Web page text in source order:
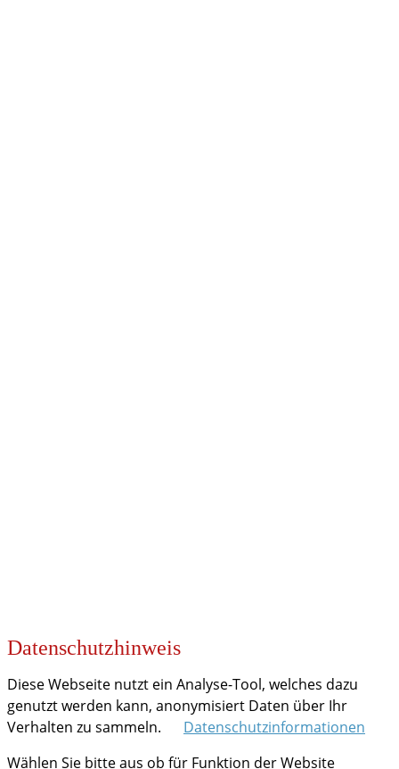
Datenschutzhinweis
Diese Webseite nutzt ein Analyse-Tool, welches dazu
genutzt werden kann, anonymisiert Daten über Ihr
Verhalten zu sammeln.
Datenschutzinformationen
Wählen Sie bitte aus ob für Funktion der Website